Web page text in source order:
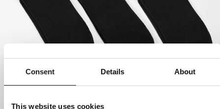
Consent Details About
This website uses cookies